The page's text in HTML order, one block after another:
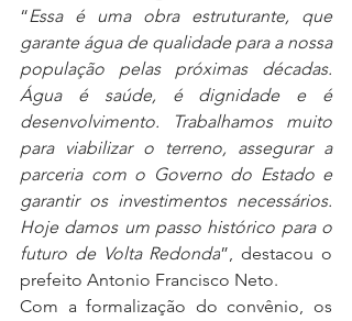
“Essa é uma obra estruturante, que
garante água de qualidade para a nossa
população pelas próximas décadas.
Água é saúde, é dignidade e é
desenvolvimento. Trabalhamos muito
para viabilizar o terreno, assegurar a
parceria com o Governo do Estado e
garantir os investimentos necessários.
Hoje damos um passo histórico para o
futuro de Volta Redonda”, destacou o
prefeito Antonio Francisco Neto.
Com a formalização do convênio, os